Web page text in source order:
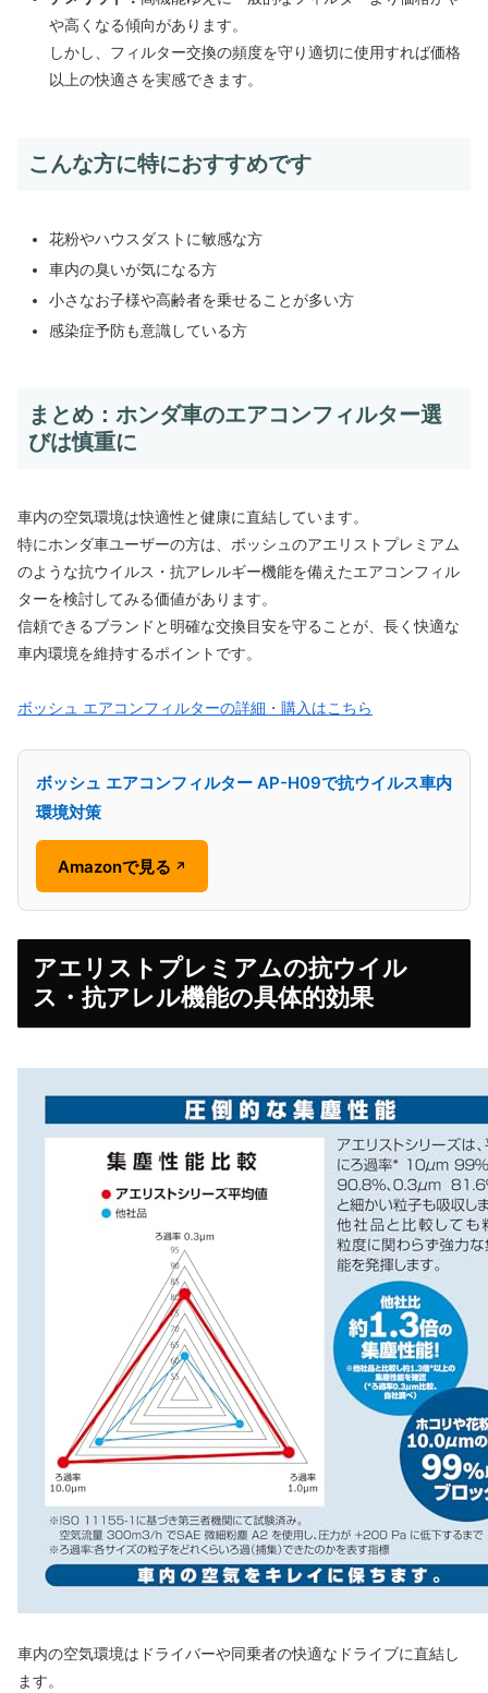
や高くなる傾向があります。
しかし、フィルター交換の頻度を守り適切に使用すれば価格
以上の快適さを実感できます。
こんな方に特におすすめです
花粉やハウスダストに敏感な方
車内の臭いが気になる方
小さなお子様や高齢者を乗せることが多い方
感染症予防も意識している方
まとめ：ホンダ車のエアコンフィルター選
びは慎重に
車内の空気環境は快適性と健康に直結しています。
特にホンダ車ユーザーの方は、ボッシュのアエリストプレミアム
のような抗ウイルス・抗アレルギー機能を備えたエアコンフィル
ターを検討してみる価値があります。
信頼できるブランドと明確な交換目安を守ることが、長く快適な
車内環境を維持するポイントです。
ボッシュ エアコンフィルターの詳細・購入はこちら
ボッシュ エアコンフィルター AP-H09で抗ウイルス車内
環境対策
Amazonで見る ↗
アエリストプレミアムの抗ウイル
ス・抗アレル機能の具体的効果
車内の空気環境はドライバーや同乗者の快適なドライブに直結し
ます。